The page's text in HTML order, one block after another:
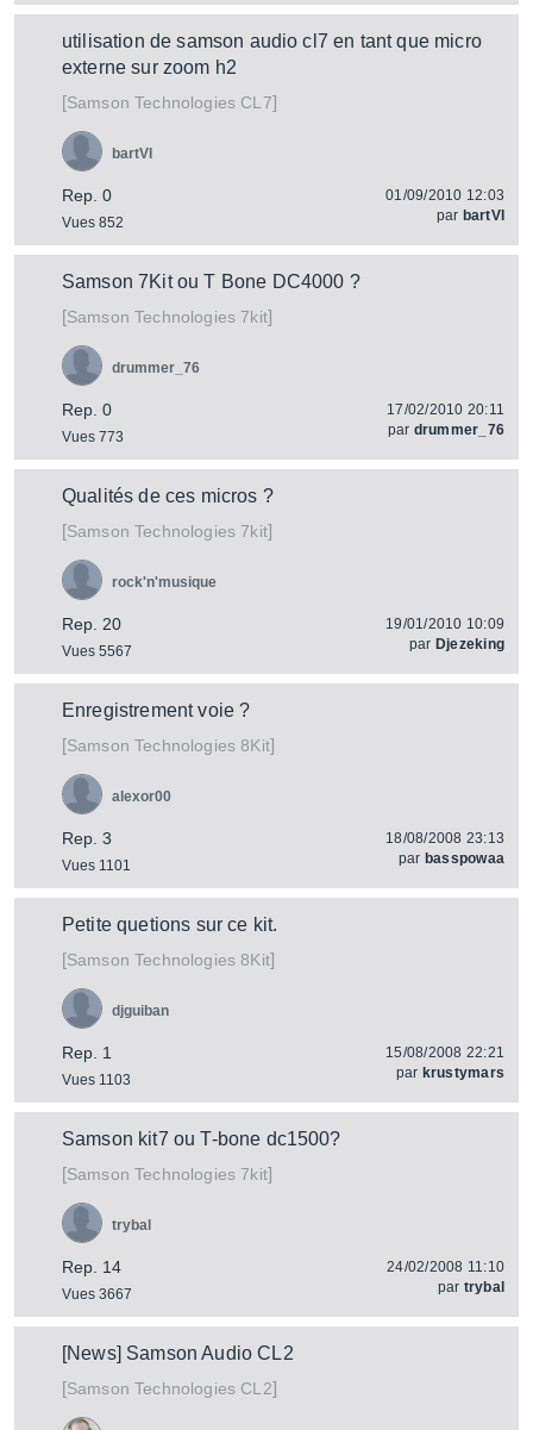
utilisation de samson audio cl7 en tant que micro
externe sur zoom h2
[Samson Technologies CL7]
Rep. 0
Vues 852
bartVI
01/09/2010 12:03
par bartVI
Samson 7Kit ou T Bone DC4000 ?
[Samson Technologies 7kit]
Rep. 0
Vues 773
drummer_76
17/02/2010 20:11
par drummer_76
Qualités de ces micros ?
[Samson Technologies 7kit]
Rep. 20
Vues 5567
rock'n'musique
19/01/2010 10:09
par Djezeking
Enregistrement voie ?
[Samson Technologies 8Kit]
Rep. 3
Vues 1101
alexor00
18/08/2008 23:13
par basspowaa
Petite quetions sur ce kit.
[Samson Technologies 8Kit]
Rep. 1
Vues 1103
djguiban
15/08/2008 22:21
par krustymars
Samson kit7 ou T-bone dc1500?
[Samson Technologies 7kit]
Rep. 14
Vues 3667
trybal
24/02/2008 11:10
par trybal
[News] Samson Audio CL2
[Samson Technologies CL2]